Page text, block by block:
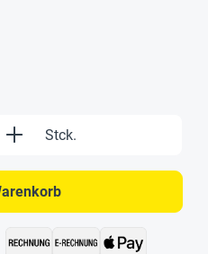
den gewünschten
Stck.